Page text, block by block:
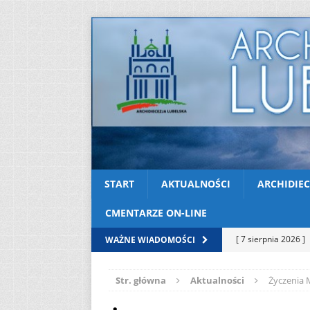
START AKTUALNOŚCI
CMENTARZE ON-LINE
WAŻNE WIADOMOŚCI [ 7 sierpnia 2026 ]
[ 7 sierpnia 2026 ]
Str. główna Aktualności Życzenia